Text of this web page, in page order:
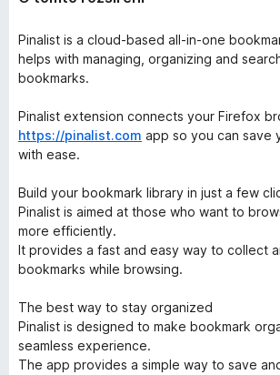
Pinalist is a cloud-based all-in-one
helps with managing, organizing and
bookmarks.
Pinalist extension connects your Firefox
https://pinalist.com app so you can save
with ease.
Build your bookmark library in just a few
Pinalist is aimed at those who want to
more efficiently.
It provides a fast and easy way to collect
bookmarks while browsing.
The best way to stay organized
Pinalist is designed to make bookmark
seamless experience.
The app provides a simple way to save